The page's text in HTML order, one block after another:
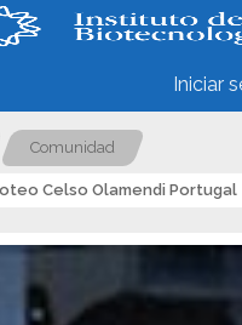
Iniciar
Comunidad
Celso Olamendi Portugal